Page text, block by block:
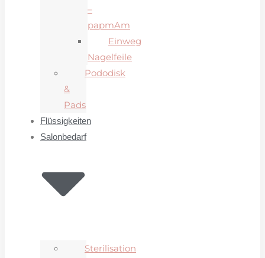
–
papmAm
Einweg
Nagelfeile
Pododisk
&
Pads
Flüssigkeiten
Salonbedarf
Sterilisation